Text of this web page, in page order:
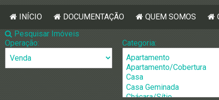
INÍCIO DOCUMENTAÇÃO QUEM SOMOS
Pesquisar Imóveis
Operação:
Categoria: